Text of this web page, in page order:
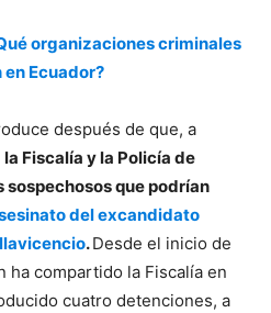
organizaciones criminales
en Ecuador?
después de que, a
la Fiscalía y la Policía de
sospechosos que podrían
del excandidato
.Desde el inicio de
ha compartido la Fiscalía en
cuatro detenciones, a